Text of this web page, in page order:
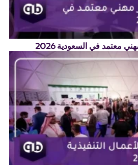
معتمد في السعودية 2026